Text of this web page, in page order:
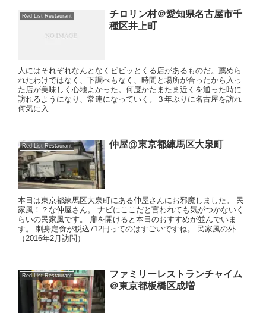
Red List Restaurant
チロリン村＠愛知県名古屋市千
種区井上町
人にはそれぞれなんとなくビビッとくる店があるものだ。薦めら
れたわけではなく、下調べもなく、時間と場所が合ったから入っ
た店が美味しく心地よかった。何度かたまたま近くを通った時に
訪れるようになり、常連になっていく。３年ぶりに名古屋を訪れ
何気に入...
Red List Restaurant 仲屋@東京都練馬区大泉町
本日は東京都練馬区大泉町にある仲屋さんにお邪魔しました。 民
家風！？な仲屋さん。 ナビにここだと言われても気がつかないく
らいの民家風です。 扉を開けると本日のおすすめが並んでいま
す。 刺身定食が税込712円ってのはすごいですね。 民家風の外
（2016年2月訪問）
Red List Restaurant
ファミリーレストランチャイム
＠東京都板橋区成増